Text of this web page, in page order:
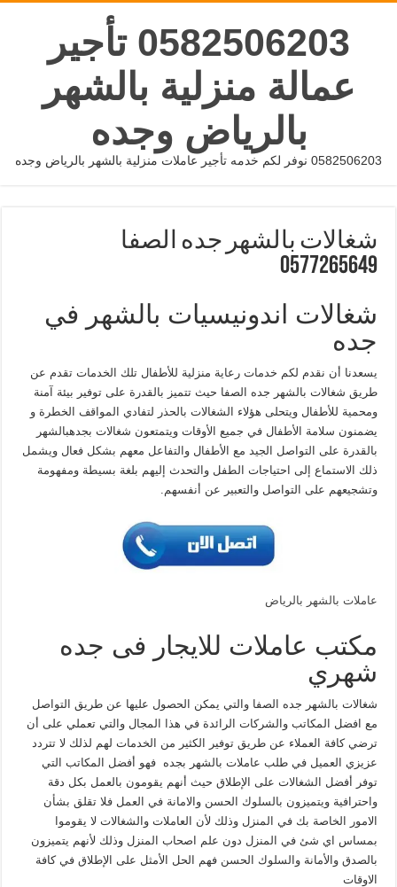
0582506203 تأجير
عمالة منزلية بالشهر
بالرياض وجده
0582506203 نوفر لكم خدمه تأجير عاملات منزلية بالشهر بالرياض وجده
شغالات بالشهر جده الصفا
0577265649
شغالات اندونيسيات بالشهر في
جده
يسعدنا أن نقدم لكم خدمات رعاية منزلية للأطفال تلك الخدمات تقدم عن
طريق شغالات بالشهر جده الصفا حيث تتميز بالقدرة على توفير بيئة آمنة
ومحمية للأطفال ويتحلى هؤلاء الشغالات بالحذر لتفادي المواقف الخطرة و
يضمنون سلامة الأطفال في جميع الأوقات ويتمتعون شغالات بجدهبالشهر
بالقدرة على التواصل الجيد مع الأطفال والتفاعل معهم بشكل فعال ويشمل
ذلك الاستماع إلى احتياجات الطفل والتحدث إليهم بلغة بسيطة ومفهومة
وتشجيعهم على التواصل والتعبير عن أنفسهم.
عاملات بالشهر بالرياض
مكتب عاملات للايجار فى جده
شهري
شغالات بالشهر جده الصفا والتي يمكن الحصول عليها عن طريق التواصل
مع افضل المكاتب والشركات الرائدة في هذا المجال والتي تعملي على أن
ترضي كافة العملاء عن طريق توفير الكثير من الخدمات لهم لذلك لا تتردد
عزيزي العميل في طلب عاملات بالشهر بجده فهو أفضل المكاتب التي
توفر أفضل الشغالات على الإطلاق حيث أنهم يقومون بالعمل بكل دقة
واحترافية ويتميزون بالسلوك الحسن والامانة في العمل فلا تقلق بشأن
الامور الخاصة بك في المنزل وذلك لأن العاملات والشغالات لا يقوموا
بمساس اي شئ في المنزل دون علم اصحاب المنزل وذلك لأنهم يتميزون
بالصدق والأمانة والسلوك الحسن فهم الحل الأمثل على الإطلاق في كافة
الاوقات